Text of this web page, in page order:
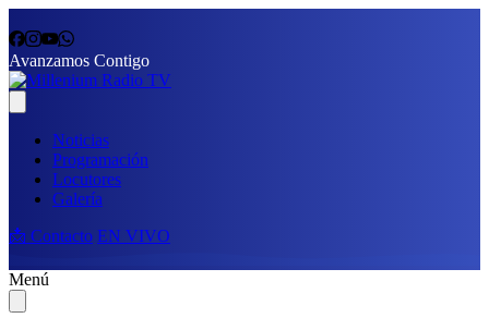
Avanzamos Contigo
Noticias
Programación
Locutores
Galería
📩 Contacto EN VIVO
Menú